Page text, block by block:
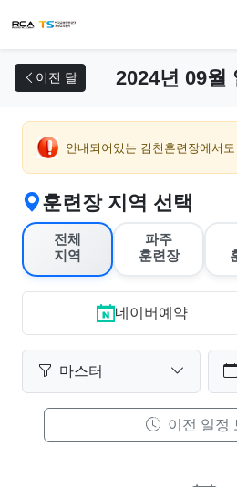
이전 달 2024년 09월
안내되어있는 김천훈련장에서
훈련장 지역 선택
전체
지역
파주
훈련장
네이버예약
마스터
이전 일정